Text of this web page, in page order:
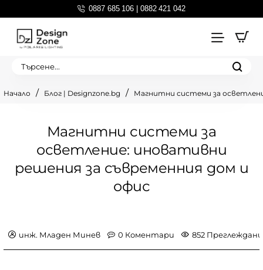
0887 685 106 | 0882 421 042
Търсене...
Магнитни системи за
осветление: иновативни
решения за съвременния дом и
офис
Блог | Designzone.bg Магнитни системи за
инж. Младен Минев 0 Коментари 852